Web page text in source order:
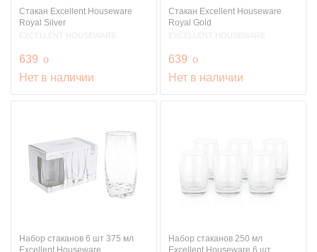
Стакан Excellent Houseware
Royal Silver
EXCELLENT HOUSEWARE
639 руб.
o
Нет в наличии
Стакан Excellent Houseware
Royal Gold
EXCELLENT HOUSEWARE
639 руб.
o
Нет в наличии
Набор стаканов 6 шт 375 мл
Набор стаканов 250 мл